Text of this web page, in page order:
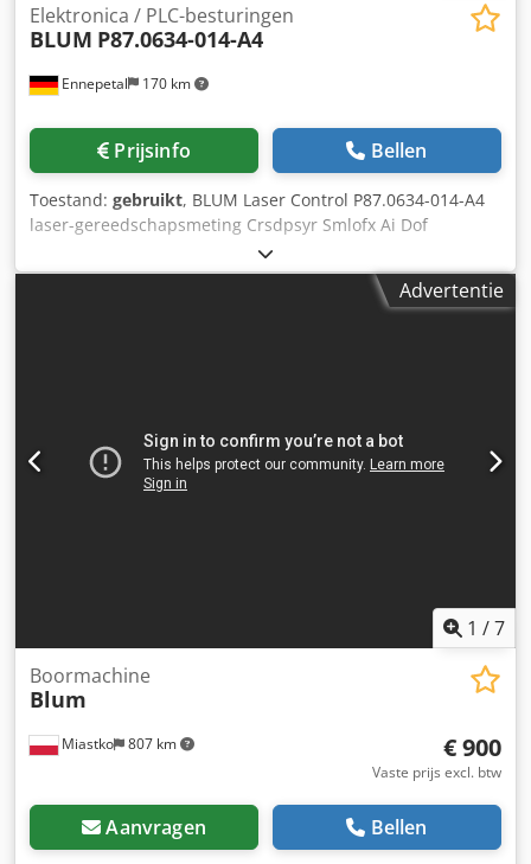
Ennepetal 170 km
Elektronica / PLC-besturingen
BLUM P87.0634-014-A4
Prijsinfo Bellen
Toestand: gebruikt, BLUM Laser Control P87.0634-014-A4
laser-gereedschapsmeting Crsdpsyr Smlofx Ai Dof
Advertentie
1 /7
Miastko 807 km
Boormachine
Blum
€ 900
Vaste prijs excl. btw
Aanvragen Bellen